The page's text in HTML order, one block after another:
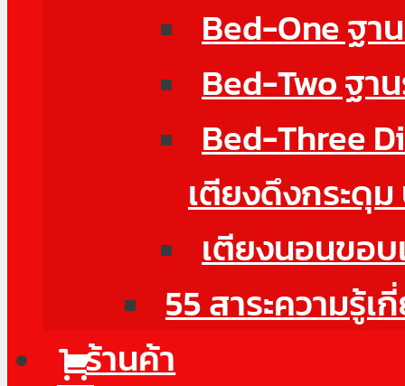
Bed-One ฐา
Bed-Two ฐ
Bed-Three
เตียงดึงกระดุ
เตียงนอนขอบ
55 สาระความรู้
ร้านค้า